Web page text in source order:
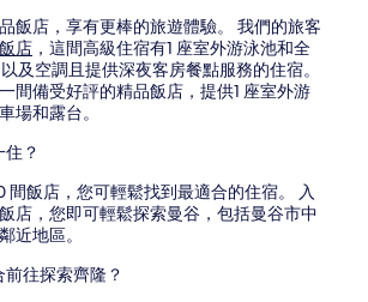
飯店，享有更棒的旅遊體驗。 我們的旅客
店 ，這間高級住宿有1 座室外游泳池和全
及空調且提供深夜客房餐點服務的住宿。
間備受好評的精品飯店，提供1 座室外游
場和露台。
？
間飯店，您可輕鬆找到最適合的住宿。 入
店，您即可輕鬆探索曼谷，包括曼谷市中
近地區。
往探索齊隆？